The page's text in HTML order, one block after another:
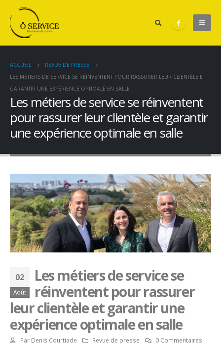
ACCUEIL
REVUE DE PRESSE
LES MÉTIERS DE SERVICE SE RÉINVENTENT POUR RASSURER LEUR CLIENTÈLE ET
GARANTIR UNE EXPÉRIENCE OPTIMALE EN SALLE
Les métiers de service se réinventent
pour rassurer leur clientèle et garantir
une expérience optimale en salle
02
Août
Les métiers de service se
réinventent pour rassurer
leur clientèle et garantir une
expérience optimale en salle
Par Denis Courtiade Revue de presse 0 Commentaires